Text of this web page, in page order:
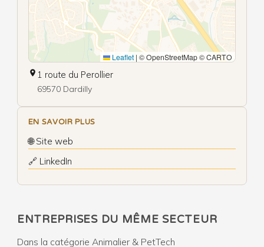
Leaflet | © OpenStreetMap © CARTO
1 route du Perollier
69570 Dardilly
EN SAVOIR PLUS
🌐 Site web
🔗 LinkedIn
ENTREPRISES DU MÊME SECTEUR
Dans la catégorie Animalier & PetTech